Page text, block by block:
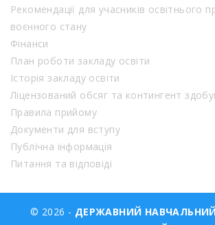
Рекомендації для учасників освітнього
воєнного стану
Фінанси
План роботи закладу освіти
Історія закладу освіти
Ліцензований обсяг та контингент
Правила прийому
Документи для вступу
Публічна інформація
Питання та відповіді
© 2026 - ДЕРЖАВНИЙ